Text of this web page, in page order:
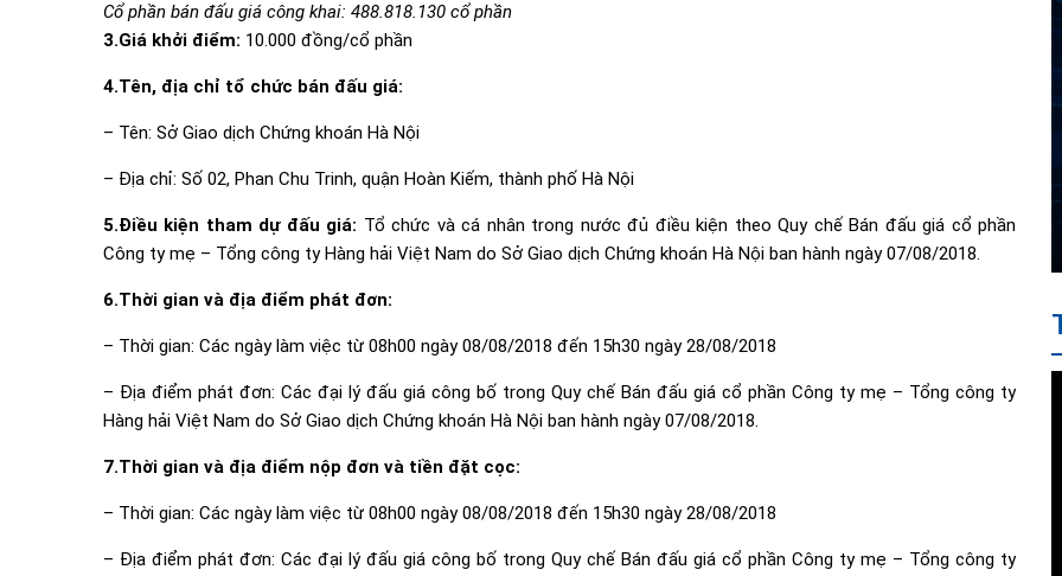
Cổ phần bán đấu giá công khai: 488.818.130 cổ phần
3.Giá khởi điểm: 10.000 đồng/cổ phần
4.Tên, địa chỉ tổ chức bán đấu giá:
– Tên: Sở Giao dịch Chứng khoán Hà Nội
– Địa chỉ: Số 02, Phan Chu Trinh, quận Hoàn Kiếm, thành phố Hà Nội
5.Điều kiện tham dự đấu giá: Tổ chức và cá nhân trong nước đủ điều kiện theo Quy chế Bán đấu giá cổ phần
Công ty mẹ – Tổng công ty Hàng hải Việt Nam do Sở Giao dịch Chứng khoán Hà Nội ban hành ngày 07/08/2018.
6.Thời gian và địa điểm phát đơn:
– Thời gian: Các ngày làm việc từ 08h00 ngày 08/08/2018 đến 15h30 ngày 28/08/2018
– Địa điểm phát đơn: Các đại lý đấu giá công bố trong Quy chế Bán đấu giá cổ phần Công ty mẹ – Tổng công ty
Hàng hải Việt Nam do Sở Giao dịch Chứng khoán Hà Nội ban hành ngày 07/08/2018.
7.Thời gian và địa điểm nộp đơn và tiền đặt cọc:
– Thời gian: Các ngày làm việc từ 08h00 ngày 08/08/2018 đến 15h30 ngày 28/08/2018
– Địa điểm phát đơn: Các đại lý đấu giá công bố trong Quy chế Bán đấu giá cổ phần Công ty mẹ – Tổng công ty